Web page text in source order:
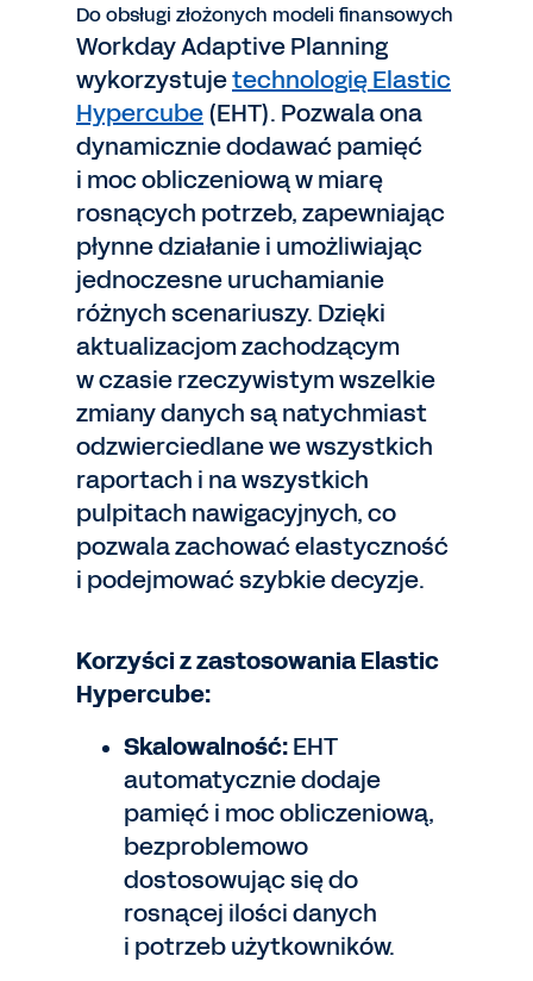
Do obsługi złożonych modeli finansowych
Workday Adaptive Planning
wykorzystujetechnologię Elastic
Hypercube(EHT). Pozwala ona
dynamicznie dodawać pamięć
i moc obliczeniową w miarę
rosnących potrzeb, zapewniając
płynne działanie i umożliwiając
jednoczesne uruchamianie
różnych scenariuszy. Dzięki
aktualizacjom zachodzącym
w czasie rzeczywistym wszelkie
zmiany danych są natychmiast
odzwierciedlane we wszystkich
raportach i na wszystkich
pulpitach nawigacyjnych, co
pozwala zachować elastyczność
i podejmować szybkie decyzje.
Korzyści z zastosowania Elastic
Hypercube:
Skalowalność:EHT
automatycznie dodaje
pamięć i moc obliczeniową,
bezproblemowo
dostosowując się do
rosnącej ilości danych
i potrzeb użytkowników.